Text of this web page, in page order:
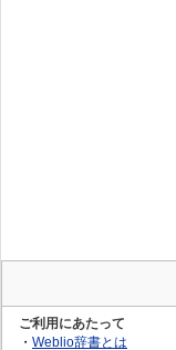
ご利用にあたって
・ Weblio辞書とは